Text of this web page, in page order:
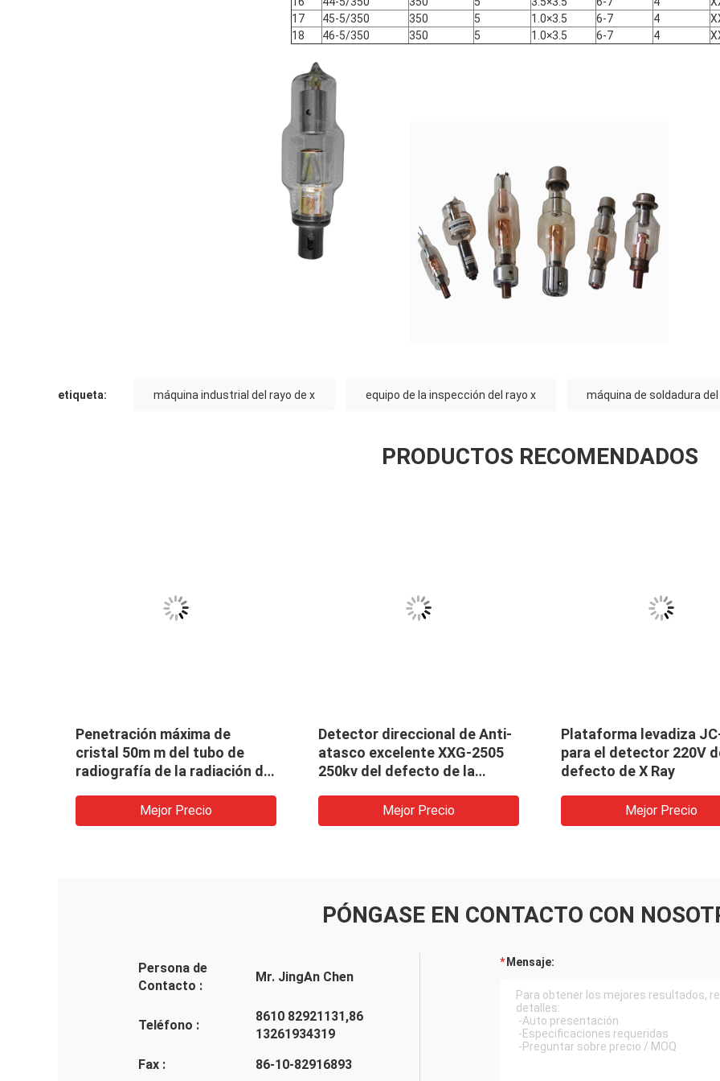
17
45-5/350 350 5 1.0×3.5 6-7 4
18
46-5/350 350 5 1.0×3.5 6-7 4
etiqueta: máquina industrial del rayo de x equipo de la inspección del rayo x máquina de soldadura del
PRODUCTOS RECOMENDADOS
Penetración máxima de
cristal 50m m del tubo de
radiografía de la radiación de
portátil direccional del
defecto
Mejor Precio
Detector direccional de Anti-
atasco excelente XXG-2505
250kv del defecto de la
funcionamiento
Mejor Precio
Plataforma levadiza
para el detector 220V
defecto de X Ray
Mejor Precio
PÓNGASE EN CONTACTO CON
Persona de
Contacto :
Mr. JingAn Chen
Teléfono :
8610 82921131,86
13261934319
Fax :
86-10-82916893
Mensaje: